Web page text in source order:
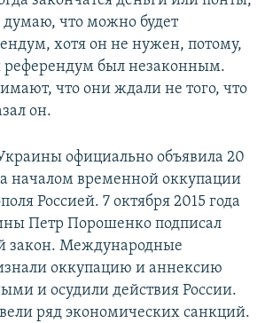
что можно будет
хотя он не нужен, потому,
был незаконным.
что они ждали не того, что
он.
официально объявила 20
началом временной оккупации
Россией. 7 октября 2015 года
Петр Порошенко подписал
закон. Международные
оккупацию и аннексию
и осудили действия России.
ряд экономических санкций.